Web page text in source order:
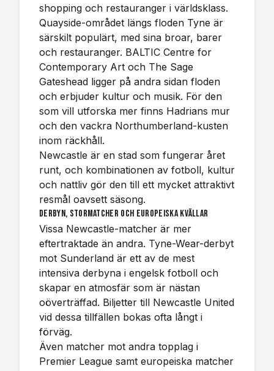
shopping och restauranger i världsklass.
Quayside-området längs floden Tyne är
särskilt populärt, med sina broar, barer
och restauranger. BALTIC Centre for
Contemporary Art och The Sage
Gateshead ligger på andra sidan floden
och erbjuder kultur och musik. För den
som vill utforska mer finns Hadrians mur
och den vackra Northumberland-kusten
inom räckhåll.
Newcastle är en stad som fungerar året
runt, och kombinationen av fotboll, kultur
och nattliv gör den till ett mycket attraktivt
resmål oavsett säsong.
Derbyn, stormatcher och europeiska kvällar
Vissa Newcastle-matcher är mer
eftertraktade än andra. Tyne-Wear-derbyt
mot Sunderland är ett av de mest
intensiva derbyna i engelsk fotboll och
skapar en atmosfär som är nästan
oöverträffad. Biljetter till Newcastle United
vid dessa tillfällen bokas ofta långt i
förväg.
Även matcher mot andra topplag i
Premier League samt europeiska matcher